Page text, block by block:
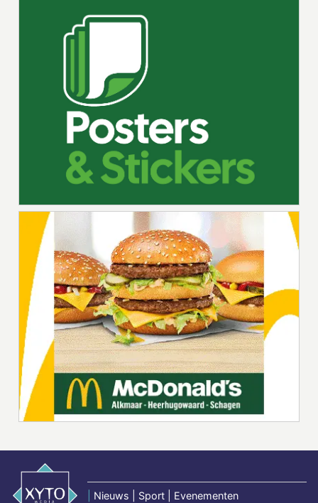
Nieuws | Sport | Evenementen